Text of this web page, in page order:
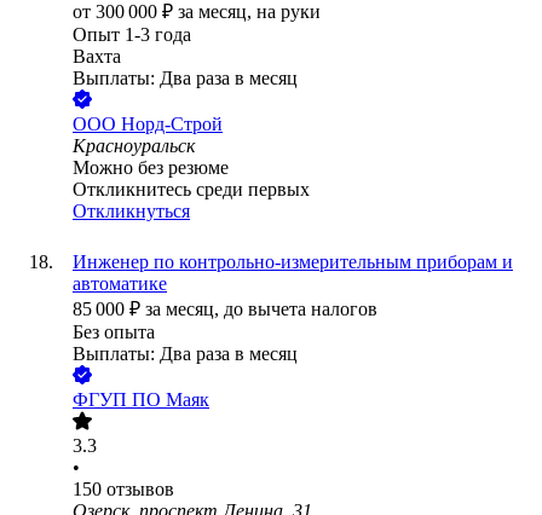
от 300 000 ₽ за месяц, на руки
Опыт 1-3 года
Вахта
Выплаты: Два раза в месяц
ООО Норд-Строй
Красноуральск
Можно без резюме
Откликнитесь среди первых
Откликнуться
Инженер по контрольно-измерительным приборам и
автоматике
85 000 ₽ за месяц, до вычета налогов
Без опыта
Выплаты: Два раза в месяц
ФГУП ПО Маяк
3.3
•
150 отзывов